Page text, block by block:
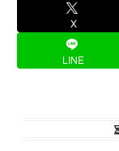
X
LINE